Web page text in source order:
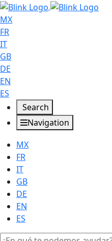
MX
FR
IT
GB
DE
EN
ES
Search
Navigation
MX
FR
IT
GB
DE
EN
ES